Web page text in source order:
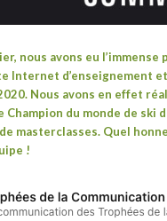
nous avons eu
Internet d’enseignement
. Nous avons en effet
du monde de ski
masterclasses. Quel
!